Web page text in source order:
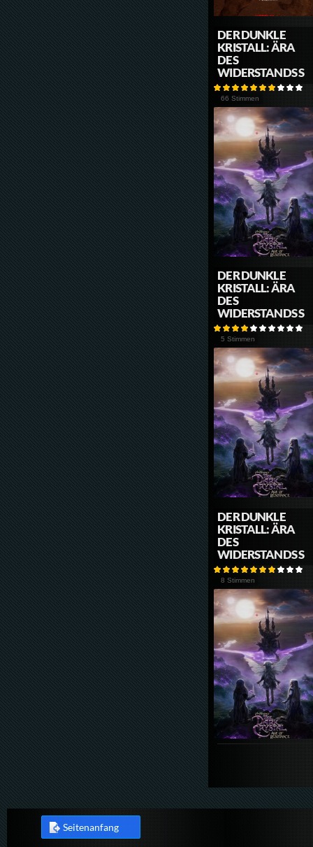
DER DUNKLE
KRISTALL: ÄRA
DES
WIDERSTANDS S
66 Stimmen
DER DUNKLE
KRISTALL: ÄRA
DES
WIDERSTANDS S
5 Stimmen
DER DUNKLE
KRISTALL: ÄRA
DES
WIDERSTANDS S
8 Stimmen
Seitenanfang